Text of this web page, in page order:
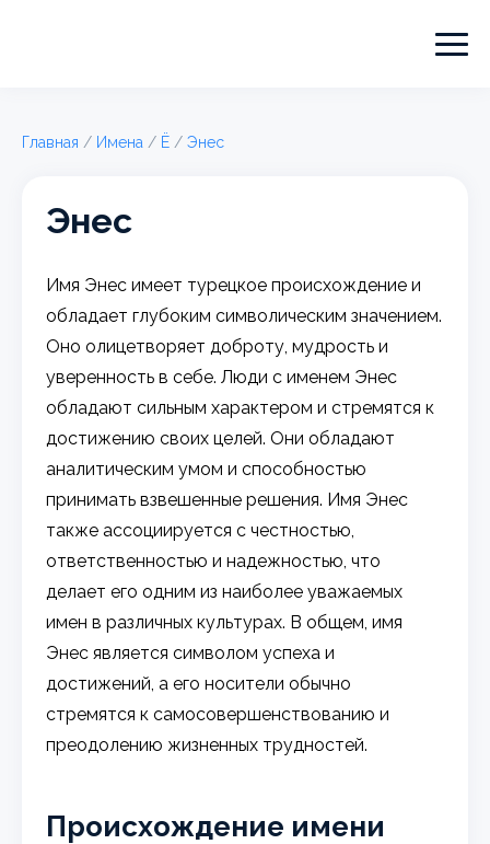
Главная / Имена / Ё / Энес
Энес
Имя Энес имеет турецкое происхождение и
обладает глубоким символическим значением.
Оно олицетворяет доброту, мудрость и
уверенность в себе. Люди с именем Энес
обладают сильным характером и стремятся к
достижению своих целей. Они обладают
аналитическим умом и способностью
принимать взвешенные решения. Имя Энес
также ассоциируется с честностью,
ответственностью и надежностью, что
делает его одним из наиболее уважаемых
имен в различных культурах. В общем, имя
Энес является символом успеха и
достижений, а его носители обычно
стремятся к самосовершенствованию и
преодолению жизненных трудностей.
Происхождение имени